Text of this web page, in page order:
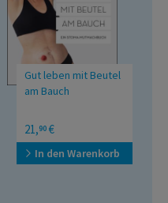
Gut leben mit Beutel
am Bauch
Ein Stoma-
Mutmachbuch
21,90 €
In den Warenkorb